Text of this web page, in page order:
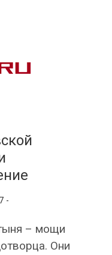
связанные со стройкой
-
– мощи
Они